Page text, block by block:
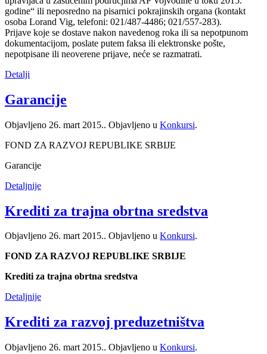
godine“ ili neposredno na pisarnici pokrajinskih organa (kontakt
osoba Lorand Vig, telefoni: 021/487-4486; 021/557-283).
Prijave koje se dostave nakon navedenog roka ili sa nepotpunom
dokumentacijom, poslate putem faksa ili elektronske pošte,
nepotpisane ili neoverene prijave, neće se razmatrati.
Detalji
Garancije
Objavljeno 26. mart 2015.. Objavljeno u Konkursi.
FOND ZA RAZVOJ REPUBLIKE SRBIJE
Garancije
Detaljnije
Krediti za trajna obrtna sredstva
Objavljeno 26. mart 2015.. Objavljeno u Konkursi.
FOND ZA RAZVOJ REPUBLIKE SRBIJE
Krediti za trajna obrtna sredstva
Detaljnije
Krediti za razvoj preduzetništva
Objavljeno 26. mart 2015.. Objavljeno u Konkursi.